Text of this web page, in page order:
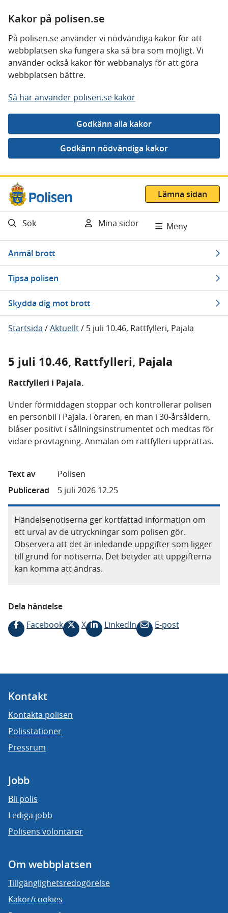
Kakor på polisen.se
På polisen.se använder vi nödvändiga kakor för att
webbplatsen ska fungera ska så bra som möjligt. Vi
använder också kakor för webbanalys för att göra
webbplatsen bättre.
Så här använder polisen.se kakor
Gå direkt till innehåll
Lämna sidan
Sök Mina sidor Meny
Anmäl brott
Tipsa polisen
Skydda dig mot brott
Startsida /Aktuellt/ 5 juli 10.46, Rattfylleri, Pajala
5 juli 10.46, Rattfylleri, Pajala
Rattfylleri i Pajala.
Under förmiddagen stoppar och kontrollerar polisen
en personbil i Pajala. Föraren, en man i 30-årsåldern,
blåser positivt i sållningsinstrumentet och medtas för
vidare provtagning. Anmälan om rattfylleri upprättas.
Text av
Polisen
Publicerad
5 juli 2026 12.25
Händelsenotiserna ger kortfattad information om
ett urval av de utryckningar som polisen gör.
Observera att det är inledande uppgifter som ligger
till grund för notiserna. Det betyder att uppgifterna
kan komma att ändras.
Dela händelse
Facebook
X LinkedIn E-post
Kontakt
Kontakta polisen
Polisstationer
Pressrum
Jobb
Bli polis
Lediga jobb
Polisens volontärer
Om webbplatsen
Tillgänglighetsredogörelse
Kakor/cookies